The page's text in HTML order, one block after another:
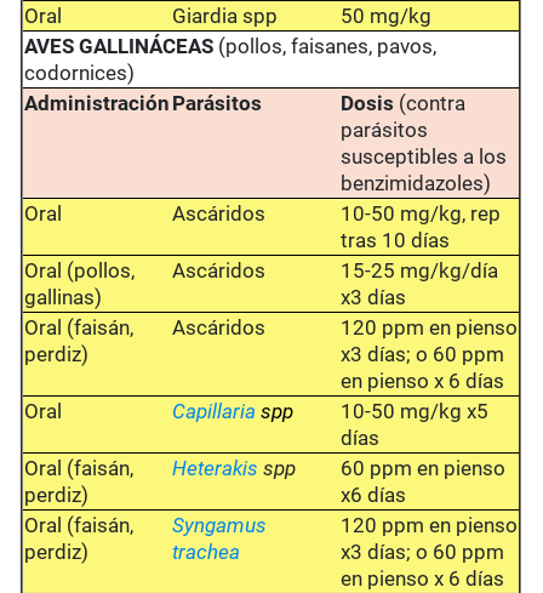
Oral
Giardia spp
50 mg/kg
AVES GALLINÁCEAS (pollos, faisanes, pavos,
codornices)
Administración Parásitos Dosis (contra
parásitos
susceptibles a los
benzimidazoles)
Oral
Ascáridos
10-50 mg/kg, rep
tras 10 días
Oral (pollos,
gallinas)
Ascáridos
15-25 mg/kg/día
x3 días
Oral (faisán,
perdiz)
Ascáridos
120 ppm en pienso
x3 días; o 60 ppm
en pienso x 6 días
Oral
Capillaria spp
10-50 mg/kg x5
días
Oral (faisán,
perdiz)
Heterakis spp
60 ppm en pienso
x6 días
Oral (faisán,
perdiz)
Syngamus
trachea
120 ppm en pienso
x3 días; o 60 ppm
en pienso x 6 días